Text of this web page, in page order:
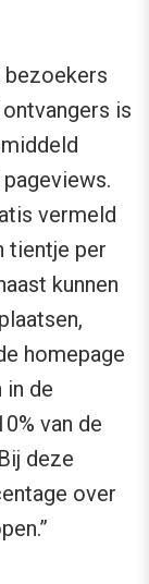
bezoekers
is
vermeld
tientje per
kunnen
homepage
in de
van de
deze
over